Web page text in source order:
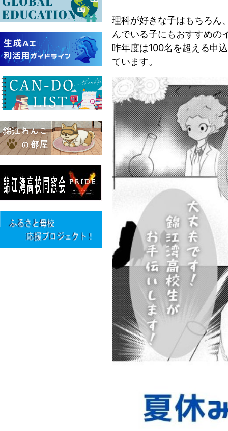
理科が好きな子はもちろん
んでいる子にもおすすめの
昨年度は100名を超える申
ています。